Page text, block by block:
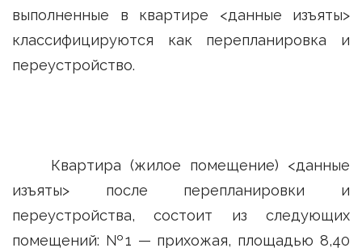
выполненные в квартире <данные изъяты>
классифицируются как перепланировка и
переустройство.
Квартира (жилое помещение) <данные
изъяты> после перепланировки и
переустройства, состоит из следующих
помещений: №1 — прихожая, площадью 8,40